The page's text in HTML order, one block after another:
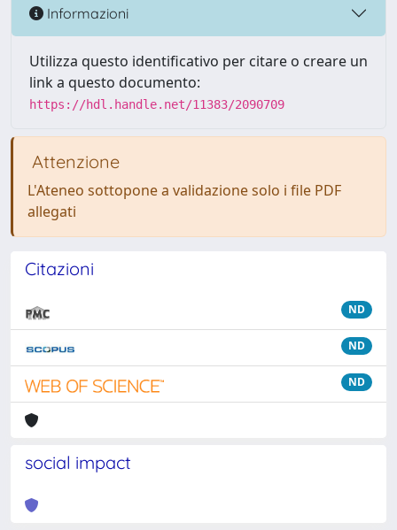
Informazioni
Utilizza questo identificativo per citare o creare un
link a questo documento:
https://hdl.handle.net/11383/2090709
Attenzione
L'Ateneo sottopone a validazione solo i file PDF
allegati
Citazioni
ND
ND
ND
social impact